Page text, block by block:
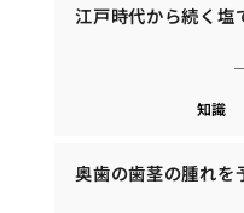
江戸時代から続く塩
知識
奥歯の歯茎の腫れを